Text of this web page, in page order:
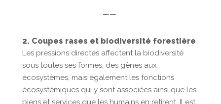
——
2. Coupes rases et biodiversité forestière
Les pressions directes affectent la biodiversité
sous toutes ses formes, des gènes aux
écosystèmes, mais également les fonctions
écosystémiques qui y sont associées ainsi que les
biens et services que les humains en retirent. Il est